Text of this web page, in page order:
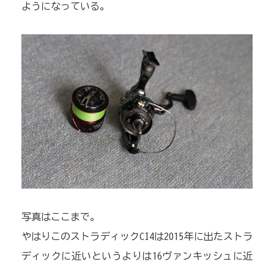
ようになっている。
写真はここまで。
やはりこのストラディックCI4は2015年に出たストラ
ディックに近いというよりは16ヴァンキッシュに近